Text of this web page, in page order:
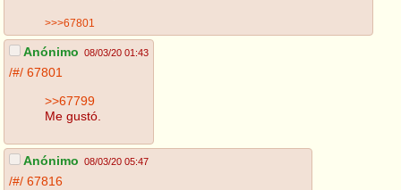
>>>67801
Anónimo 08/03/20 01:43
/#/ 67801
>>67799
Me gustó.
Anónimo 08/03/20 05:47
/#/ 67816